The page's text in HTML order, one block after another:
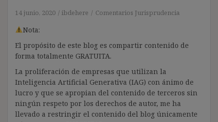
14 junio, 2020 ibdehere Comentarios Jurisprudencia
Nota:
El propósito de este blog es compartir contenido de
forma totalmente GRATUITA.
La proliferación de empresas que utilizan la
Inteligencia Artificial Generativa (IAG) con ánimo de
lucro y que se apropian del contenido de terceros sin
ningún respeto por los derechos de autor, me ha
llevado a restringir el contenido del blog únicamente